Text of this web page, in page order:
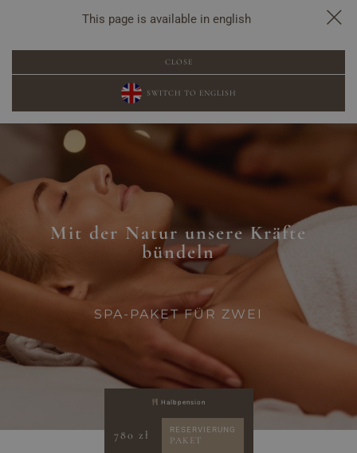
POPUP-BUCHUNG
Mit der Natur unsere Kräfte
bündeln
SPA-PAKET FÜR ZWEI
Halbpension
780 zł RESERVIERUNG
PAKET
This page is available in english
CLOSE
SWITCH TO ENGLISH